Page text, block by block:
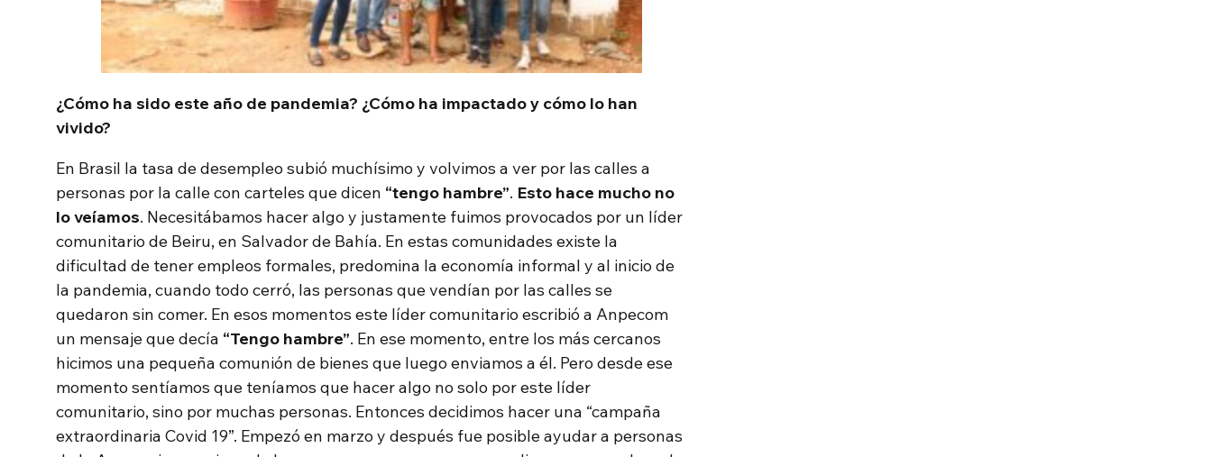
¿Cómo ha sido este año de pandemia? ¿Cómo ha impactado y cómo lo han
vivido?
En Brasil la tasa de desempleo subió muchísimo y volvimos a ver por las calles a
personas por la calle con carteles que dicen “tengo hambre”. Esto hace mucho no
lo veíamos. Necesitábamos hacer algo y justamente fuimos provocados por un líder
comunitario de Beiru, en Salvador de Bahía. En estas comunidades existe la
dificultad de tener empleos formales, predomina la economía informal y al inicio de
la pandemia, cuando todo cerró, las personas que vendían por las calles se
quedaron sin comer. En esos momentos este líder comunitario escribió a Anpecom
un mensaje que decía “Tengo hambre”. En ese momento, entre los más cercanos
hicimos una pequeña comunión de bienes que luego enviamos a él. Pero desde ese
momento sentíamos que teníamos que hacer algo no solo por este líder
comunitario, sino por muchas personas. Entonces decidimos hacer una “campaña
extraordinaria Covid 19”. Empezó en marzo y después fue posible ayudar a personas